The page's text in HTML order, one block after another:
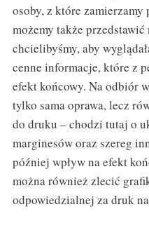
osoby, z które zamierzamy
możemy także
chcielibyśmy, aby
cenne informacje, które z
efekt końcowy. Na odbiór
tylko sama oprawa, lecz
do druku – chodzi tutaj o
marginesów oraz szereg
później wpływ na efekt
można również zlecić
odpowiedzialnej za druk